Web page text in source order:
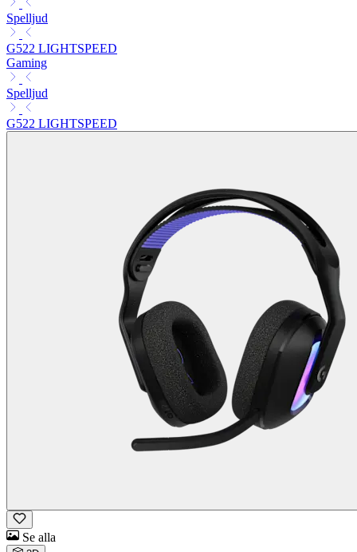
Spelljud
G522 LIGHTSPEED
Gaming
Spelljud
G522 LIGHTSPEED
Se alla